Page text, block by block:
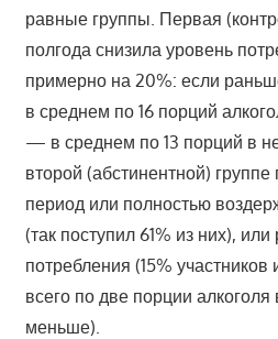
равные группы. Первая
полгода снизила уровень
примерно на 20%: если
в среднем по 16 порций
— в среднем по 13 порций в
второй (абстинентной) группе
период или полностью
(так поступил 61% из них),
потребления (15% участников
всего по две порции
меньше).